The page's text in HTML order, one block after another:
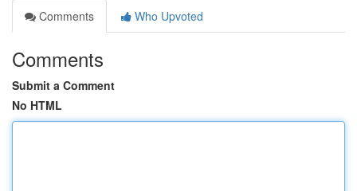
Comments
Who Upvoted
Comments
Submit a Comment
No HTML